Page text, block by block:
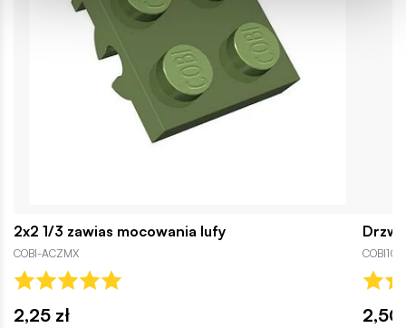
2x2 1/3 zawias mocowania lufy
COBI-ACZMX
2,25 zł
Drzwi
2,50